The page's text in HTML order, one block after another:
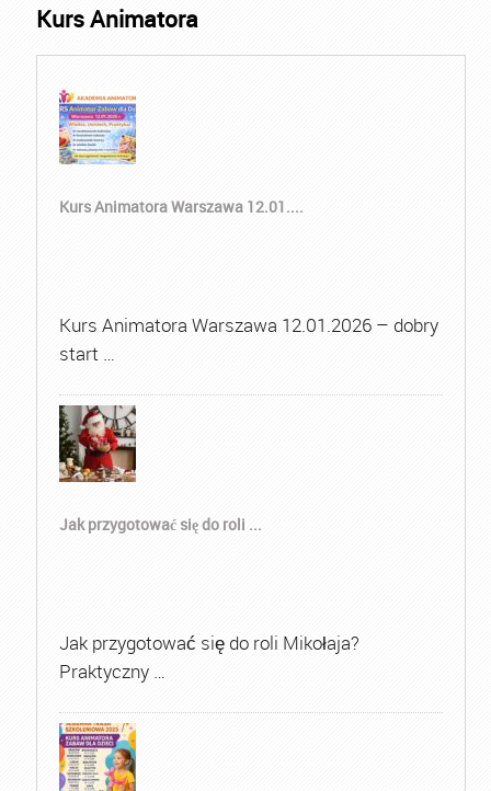
Kurs Animatora
Kurs Animatora Warszawa 12.01....
Kurs Animatora Warszawa 12.01.2026 – dobry
start …
Jak przygotować się do roli ...
Jak przygotować się do roli Mikołaja?
Praktyczny …